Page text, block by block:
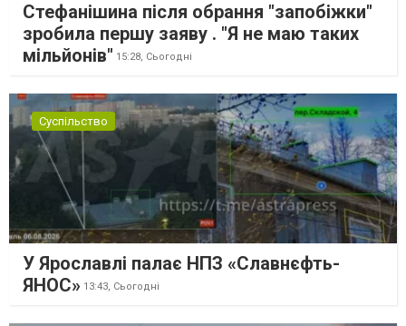
Стефанішина після обрання "запобіжки"
зробила першу заяву . "Я не маю таких
мільйонів" 15:28, Сьогодні
Суспільство
У Ярославлі палає НПЗ «Славнєфть-
ЯНОС» 13:43, Сьогодні